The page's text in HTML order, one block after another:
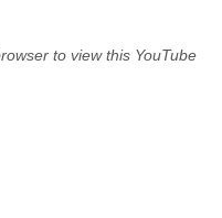
to view this YouTube